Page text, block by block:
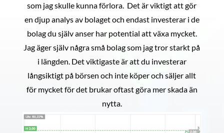
som jag skulle kunna förlora. Det är viktigt att gör
en djup analys av bolaget och endast investerar i de
bolag du själv anser har potential att växa mycket.
Jag äger själv några små bolag som jag tror starkt på
i längden. Det viktigaste är att du investerar
långsiktigt på börsen och inte köper och säljer allt
för mycket för det brukar oftast göra mer skada än
nytta.